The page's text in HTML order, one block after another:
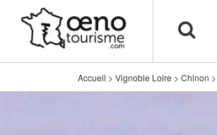
Accueil > Vignoble Loire > Chinon >